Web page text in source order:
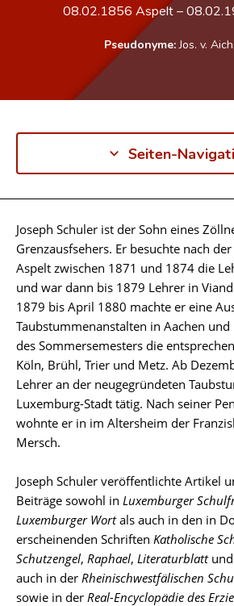
08.02.1856 Aspelt–
Pseudonyme: Jos. v.
Seiten-
Biographie
Joseph Schuler ist der Sohn eines
Grenzausfsehers. Er besuchte nach
Aspelt zwischen 1871 und 1874 die
und war dann bis 1879 Lehrer in
1879 bis April 1880 machte er eine
Taubstummenanstalten in Aachen
des Sommersemesters die
Köln, Brühl, Trier und Metz. Ab
Lehrer an der neugegründeten
Luxemburg-Stadt tätig. Nach seiner
wohnte er in im Altersheim der
Mersch.
Joseph Schuler veröffentlichte Artikel
Beiträge sowohl in Luxemburger
Luxemburger Wortals auch in den in
erscheinenden Schriften Katholische
Schutzengel, Raphael, Literaturblattund
auch in der Rheinischwestfälischen
sowie in der Real-Encyclopädie des